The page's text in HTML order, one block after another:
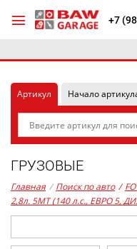
+7
Артикул Начало
ГРУЗОВЫЕ
Главная / Поиск по авто /
2,8л. 5MT (140 л.с., ЕВРО 5,